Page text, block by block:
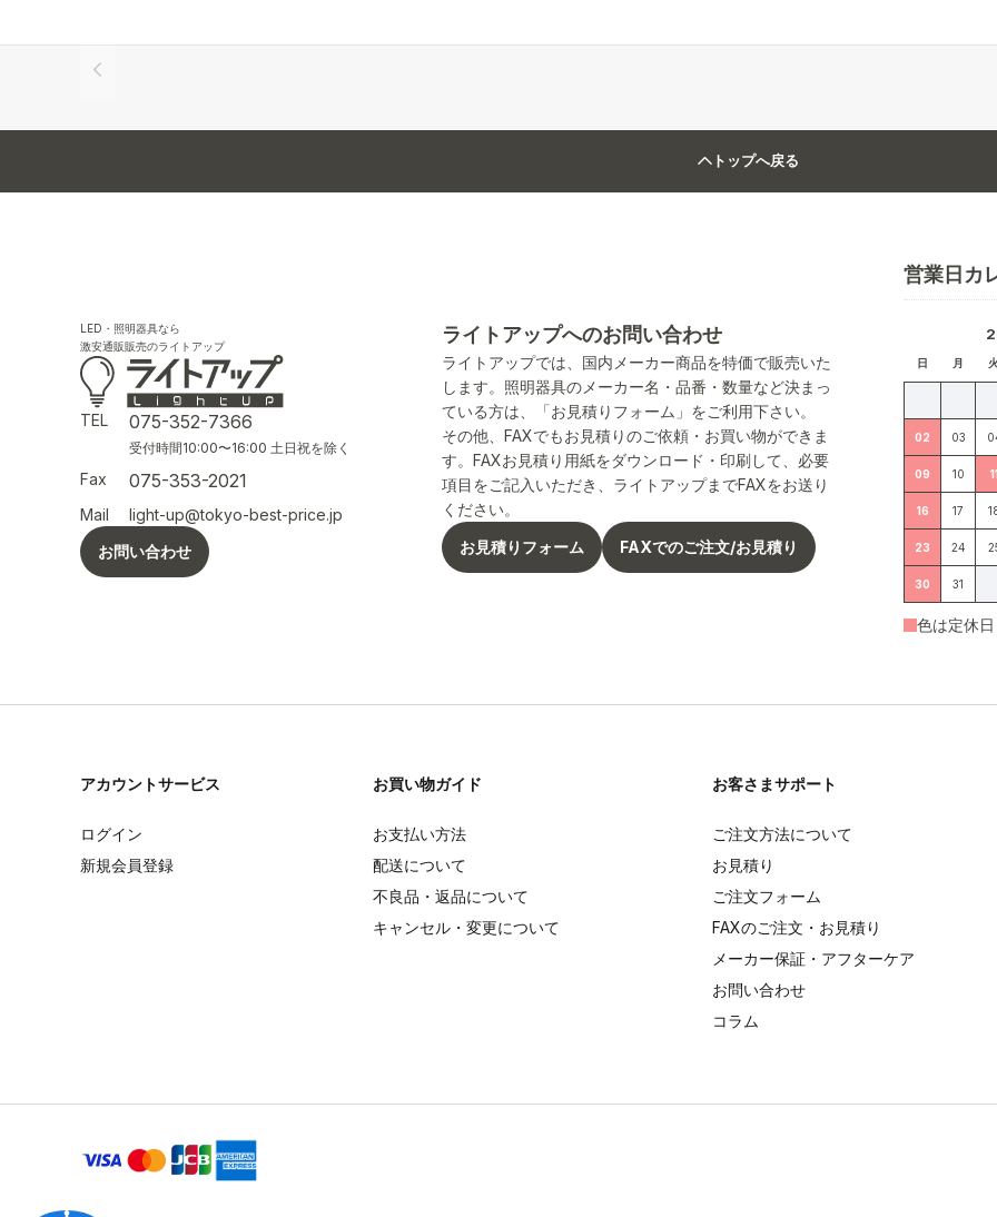
トップへ戻る
LED・照明器具なら
激安通販販売のライトアップ
TEL 075-352-7366
受付時間10:00〜16:00 土日祝を除く
Fax 075-353-2021
Mail
light-up@tokyo-best-price.jp
お問い合わせ
ライトアップへのお問い合わせ
ライトアップでは、国内メーカー商品を特価で販売いた
します。照明器具のメーカー名・品番・数量など決まっ
ている方は、「お見積りフォーム」をご利用下さい。
その他、FAXでもお見積りのご依頼・お買い物ができま
す。FAXお見積り用紙をダウンロード・印刷して、必要
項目をご記入いただき、ライトアップまでFAXをお送り
ください。
お見積りフォーム
FAXでのご注文/お見積り
営業日カ
日 月 火
02 03
09 10 11
16 17
23 24
30 31
色は定休日
アカウントサービス
ログイン
新規会員登録
お買い物ガイド
お支払い方法
配送について
不良品・返品について
キャンセル・変更について
お客さまサポート
ご注文方法について
お見積り
ご注文フォーム
FAXのご注文・お見積り
メーカー保証・アフターケア
お問い合わせ
コラム